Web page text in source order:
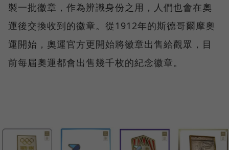
製一批徽章，作為辨識身份之用，人們也會在奧
運後交換收到的徽章。從1912年的斯德哥爾摩奧
運開始，奧運官方更開始將徽章出售給觀眾，目
前每屆奧運都會出售幾千枚的紀念徽章。